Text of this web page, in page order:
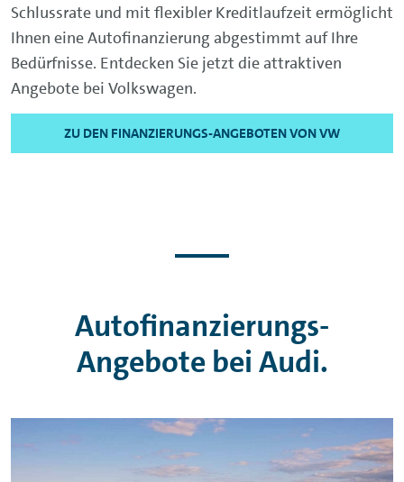
Schlussrate und mit flexibler Kreditlaufzeit ermöglicht
Ihnen eine Autofinanzierung abgestimmt auf Ihre
Bedürfnisse. Entdecken Sie jetzt die attraktiven
Angebote bei Volkswagen.
ZU DEN FINANZIERUNGS-ANGEBOTEN VON VW
Autofinanzierungs-
Angebote bei Audi.